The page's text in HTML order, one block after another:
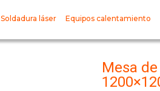
Soldadura láser Equipos calentamiento
Mesa